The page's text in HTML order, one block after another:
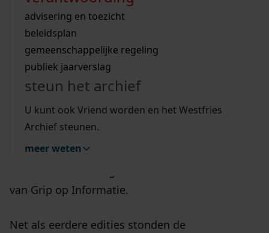
bouwvergunningen
omgevingsvergunningen
vergunningen
beeld en geluid
uitleg nodig?
Wij helpen u op weg met een aantal zoektips.
bekijk alle zoektips
Wij helpen u op weg met een aantal zoektips.
bekijk alle zoektips
bekijk ons geschiedenislokaal
advisering en toezicht
beleidsplan
gemeenschappelijke regeling
publiek jaarverslag
steun het archief
U kunt ook Vriend worden en het Westfries
Archief steunen.
meer weten
08-01-2026
Van donderdag 6 tot en met 13 november en op
10 december 2025 organiseerde VNG Realisatie
samen met een groot aantal gemeenten en
van Grip op Informatie.
Net als eerdere edities stonden de